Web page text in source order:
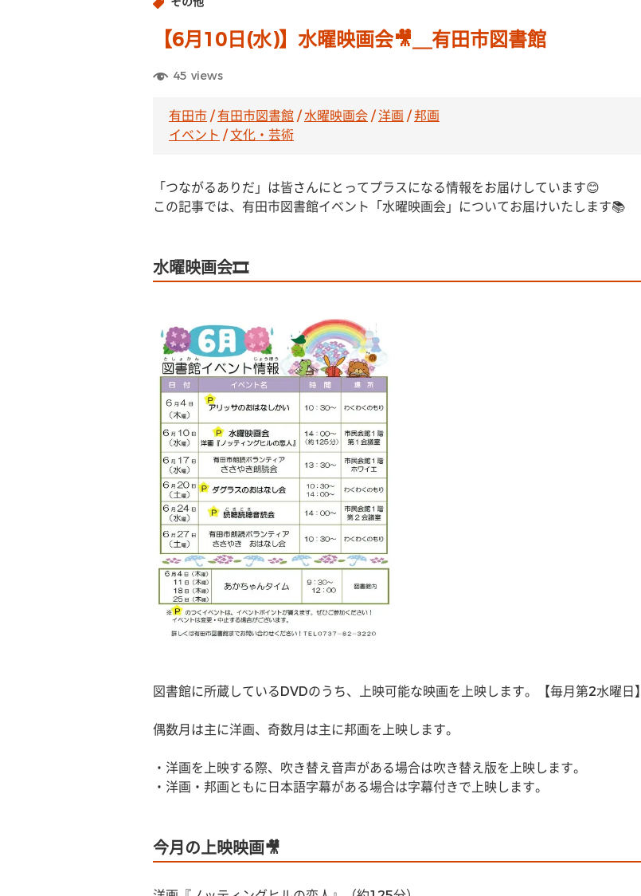
【6月10日(水)】水曜映画会🎥＿有田市図書館
45 views
有田市/有田市図書館/水曜映画会/洋画 /邦画
イベント /文化・芸術
「つながるありだ」は皆さんにとってプラスになる情報をお届けしています😊
この記事では、有田市図書館イベント「水曜映画会」についてお届けいたします📚
水曜映画会🎞️
図書館に所蔵しているDVDのうち、上映可能な映画を上映します。【毎月第2水曜日】
偶数月は主に洋画、奇数月は主に邦画を上映します。
・洋画を上映する際、吹き替え音声がある場合は吹き替え版を上映します。
・洋画・邦画ともに日本語字幕がある場合は字幕付きで上映します。
今月の上映映画🎥